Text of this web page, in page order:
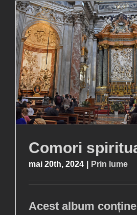
Comori
mai 20th, 2024 Prin lume
Acest album